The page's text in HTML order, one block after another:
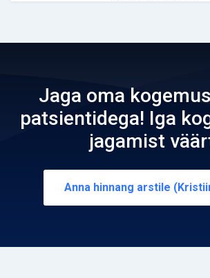
Jaga oma
patsientidega! Iga
jagamist
Anna hinnang arstile